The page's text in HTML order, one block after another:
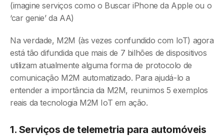
(imagine serviços como o Buscar iPhone da Apple ou o
‘car genie’ da AA)
Na verdade, M2M (às vezes confundido com IoT) agora
está tão difundida que mais de 7 bilhões de dispositivos
utilizam atualmente alguma forma de protocolo de
comunicação M2M automatizado. Para ajudá-lo a
entender a importância da M2M, reunimos 5 exemplos
reais da tecnologia M2M IoT em ação.
1. Serviços de telemetria para automóveis